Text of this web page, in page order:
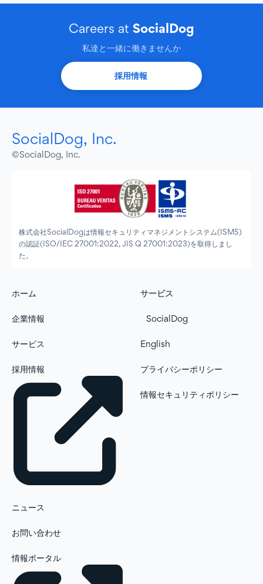
Careers at SocialDog
私達と一緒に働きませんか
採用情報
SocialDog, Inc.
©SocialDog, Inc.
株式会社SocialDogは情報セキュリティマネジメントシステム(ISMS)
の認証(ISO/IEC 27001:2022, JIS Q 27001:2023)を取得しまし
た。
ホーム
企業情報
サービス
採用情報
ニュース
お問い合わせ
情報ポータル
サービス
SocialDog
English
プライバシーポリシー
情報セキュリティポリシー